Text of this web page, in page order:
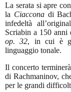
La serata si apre
la Ciacconadi
infedeltà
Scriabin a 150 anni
op. 32, in cui è
linguaggio tonale.
Il concerto
di Rachmaninov,
per le grandi